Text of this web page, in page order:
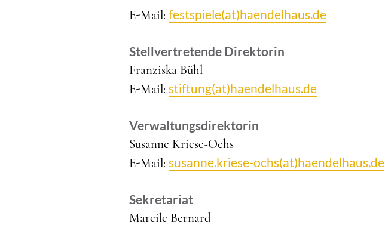
E-Mail: festspiele(at)haendelhaus.de
Stellvertretende Direktorin
Franziska Bühl
E-Mail: stiftung(at)haendelhaus.de
Verwaltungsdirektorin
Susanne Kriese-Ochs
E-Mail: susanne.kriese-ochs(at)haendelhaus.de
Sekretariat
Mareile Bernard